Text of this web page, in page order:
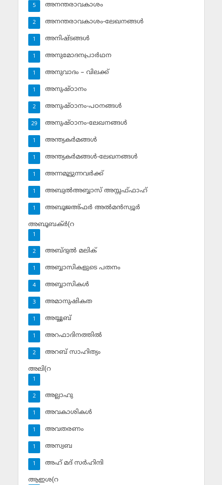
അനന്തരാവകാശം
5
അനന്തരാവകാശം-ലേഖനങ്ങള്‍
2
അനിഷ്ടങ്ങള്‍
1
അനുമോദനപ്രാര്‍ഥന
1
അനുവാദം – വിലക്ക്‌
1
അനുഷ്ഠാനം
1
അനുഷ്ഠാനം-പഠനങ്ങള്‍
2
അനുഷ്ഠാനം-ലേഖനങ്ങള്‍
29
അന്ത്യകര്‍മങ്ങള്‍
1
അന്ത്യകര്‍മങ്ങള്‍-ലേഖനങ്ങള്‍
1
അന്നമൂട്ടുന്നവര്‍ക്ക്
1
അബുല്‍അബ്ബാസ് അസ്സഫ്ഫാഹ്‌
1
അബൂജഅ്ഫര്‍ അല്‍മന്‍സ്വൂര്‍
1
അബൂബക്ര്‍(റ
1
അബ്ദുല്‍ മലിക്‌
2
അബ്ബാസികളുടെ പതനം
1
അബ്ബാസികള്‍
4
അമാനുഷികത
3
അയ്യൂബ്‌
1
അറഫാദിനത്തില്‍
1
അറബ് സാഹിത്യം
2
അലി(റ
1
അല്ലാഹു
2
അവകാശികള്‍
1
അവതരണം
1
അസ്വബ
1
അഹ് മദ് സര്‍ഹിന്ദി
1
ആഇശ(റ